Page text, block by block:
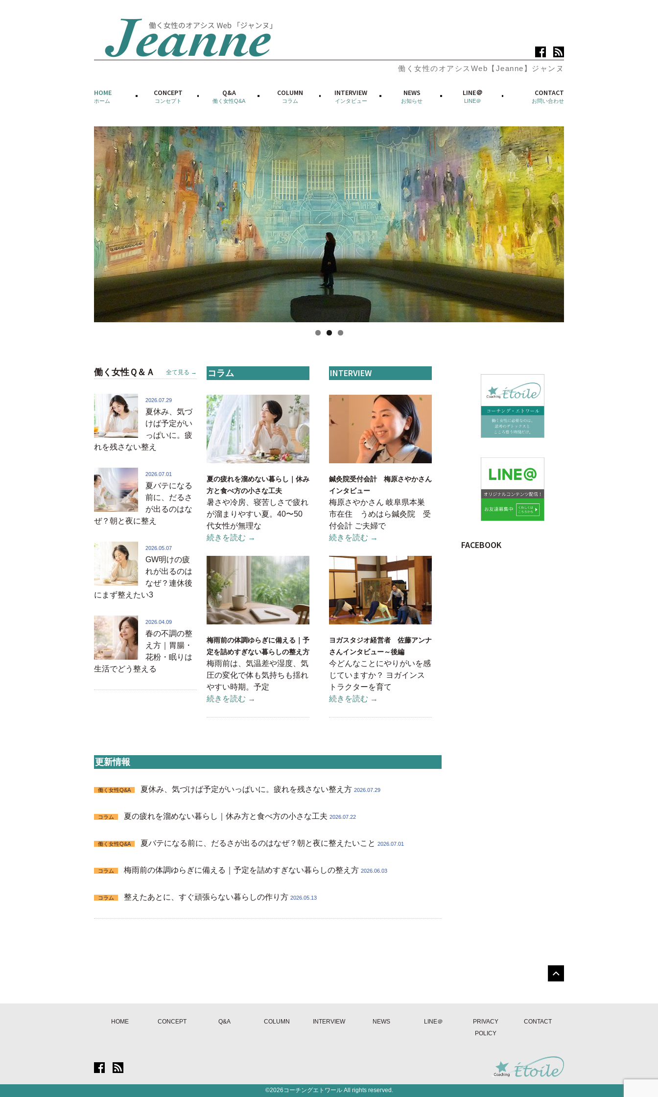
働く女性のオアシスWeb【Jeanne】ジャンヌ
HOME
ホーム
CONCEPT
コンセプト
Q&A
働く女性Q&A
COLUMN
コラム
INTERVIEW
インタビュー
NEWS
お知らせ
LINE＠
LINE＠
CONTACT
お問い合わせ
働く女性Ｑ＆Ａ 全て見る →
2026.07.29
夏休み、気づ
けば予定がい
っぱいに。疲
れを残さない整え
2026.07.01
夏バテになる
前に、だるさ
が出るのはな
ぜ？朝と夜に整え
2026.05.07
GW明けの疲
れが出るのは
なぜ？連休後
にまず整えたい3
2026.04.09
春の不調の整
え方｜胃腸・
花粉・眠りは
生活でどう整える
コラム
夏の疲れを溜めない暮らし｜休み
方と食べ方の小さな工夫
暑さや冷房、寝苦しさで疲れ
が溜まりやすい夏。40〜50
代女性が無理な
続きを読む →
梅雨前の体調ゆらぎに備える｜予
定を詰めすぎない暮らしの整え方
梅雨前は、気温差や湿度、気
圧の変化で体も気持ちも揺れ
やすい時期。予定
続きを読む →
INTERVIEW
鍼灸院受付会計 梅原さやかさん
インタビュー
梅原さやかさん 岐阜県本巣
市在住 うめはら鍼灸院 受
付会計 ご夫婦で
続きを読む →
ヨガスタジオ経営者 佐藤アンナ
さんインタビュー～後編
今どんなことにやりがいを感
じていますか？ ヨガインス
トラクターを育て
続きを読む →
更新情報
働く女性Q&A 夏休み、気づけば予定がいっぱいに。疲れを残さない整え方 2026.07.29
コラム 夏の疲れを溜めない暮らし｜休み方と食べ方の小さな工夫 2026.07.22
働く女性Q&A 夏バテになる前に、だるさが出るのはなぜ？朝と夜に整えたいこと 2026.07.01
コラム 梅雨前の体調ゆらぎに備える｜予定を詰めすぎない暮らしの整え方 2026.06.03
コラム 整えたあとに、すぐ頑張らない暮らしの作り方 2026.05.13
FACEBOOK
HOME CONCEPT Q&A COLUMN INTERVIEW NEWS LINE＠
PRIVACY
POLICY
CONTACT
©2026コーチングエトワールAll rights reserved.